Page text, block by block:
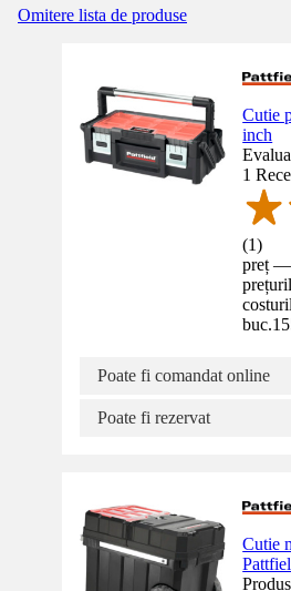
Omitere lista de produse
Cutie
inch
1
(1)
preț —
buc.
Poate fi comandat online
Poate fi rezervat
Cutie